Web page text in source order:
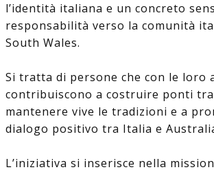
l’identità italiana e un concreto
responsabilità verso la comunità
South Wales.
Si tratta di persone che con le loro
contribuiscono a costruire ponti
mantenere vive le tradizioni e a
dialogo positivo tra Italia e
L’iniziativa si inserisce nella